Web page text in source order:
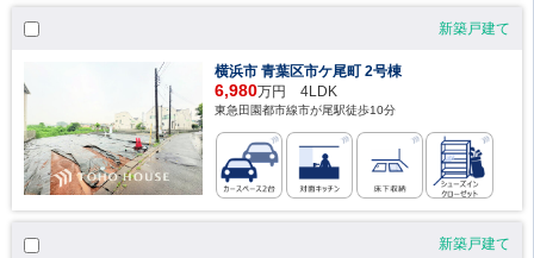
新築戸建て
横浜市 青葉区市ケ尾町 2号棟
6,980万円 4LDK
東急田園都市線市が尾駅徒歩10分
新築戸建て